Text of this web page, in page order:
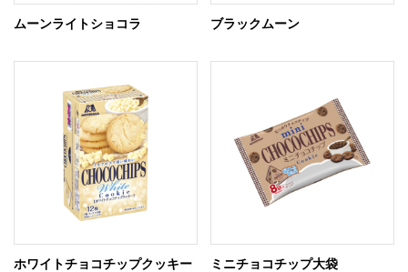
ムーンライトショコラ ブラックムーン
ホワイトチョコチップクッキー ミニチョコチップ大袋